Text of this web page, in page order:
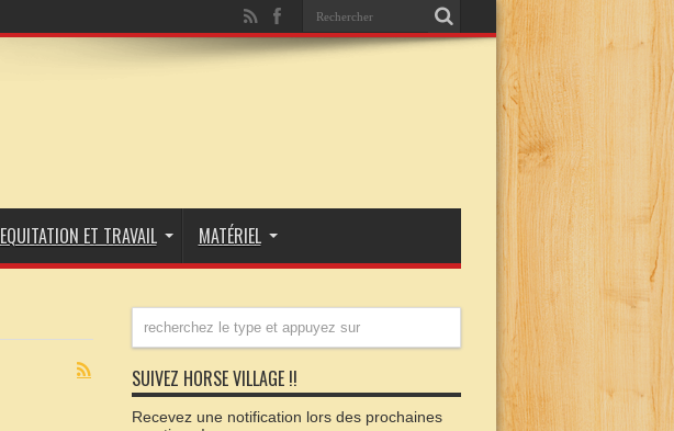
EQUITATION ET TRAVAIL MATÉRIEL
SUIVEZ HORSE VILLAGE !!
Recevez une notification lors des prochaines